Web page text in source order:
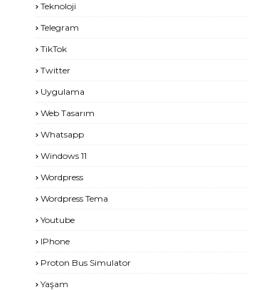
Teknoloji
Telegram
TikTok
Twitter
Uygulama
Web Tasarım
Whatsapp
Windows 11
Wordpress
Wordpress Tema
Youtube
IPhone
Proton Bus Simulator
Yaşam